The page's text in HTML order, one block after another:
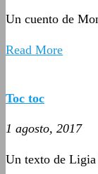
Un cuento de
Read More
Toc toc
1 agosto, 2017
Un texto de